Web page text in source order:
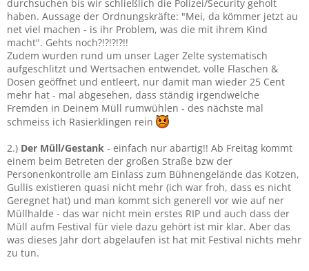
durchsuchen bis wir schließlich die Polizei/Security geholt
haben. Aussage der Ordnungskräfte: "Mei, da kömmer jetzt au
net viel machen - is ihr Problem, was die mit ihrem Kind
macht". Gehts noch?!?!?!?!!
Zudem wurden rund um unser Lager Zelte systematisch
aufgeschlitzt und Wertsachen entwendet, volle Flaschen &
Dosen geöffnet und entleert, nur damit man wieder 25 Cent
mehr hat - mal abgesehen, dass ständig irgendwelche
Fremden in Deinem Müll rumwühlen - des nächste mal
schmeiss ich Rasierklingen rein
2.) Der Müll/Gestank - einfach nur abartig!! Ab Freitag kommt
einem beim Betreten der großen Straße bzw der
Personenkontrolle am Einlass zum Bühnengelände das Kotzen,
Gullis existieren quasi nicht mehr (ich war froh, dass es nicht
Geregnet hat) und man kommt sich generell vor wie auf ner
Müllhalde - das war nicht mein erstes RIP und auch dass der
Müll aufm Festival für viele dazu gehört ist mir klar. Aber das
was dieses Jahr dort abgelaufen ist hat mit Festival nichts mehr
zu tun.